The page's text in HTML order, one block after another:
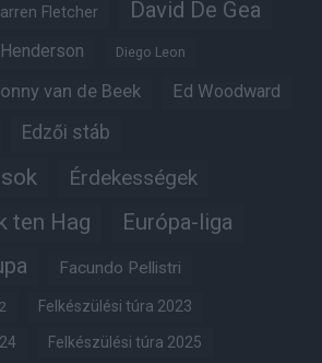
Fletcher David De Gea
Diego Leon
van de Beek Ed Woodward
Edzői stáb
Érdekességek
ten Hag Európa-liga
Facundo Pellistri
Felkészülési túra 2023
Felkészülési túra 2025